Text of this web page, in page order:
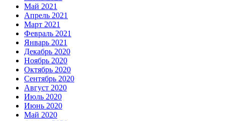
Май 2021
Апрель 2021
Март 2021
Февраль 2021
Январь 2021
Декабрь 2020
Ноябрь 2020
Октябрь 2020
Сентябрь 2020
Август 2020
Июль 2020
Июнь 2020
Май 2020